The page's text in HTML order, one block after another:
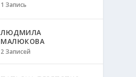
1 Запись
ЛЮДМИЛА
МАЛЮКОВА
2 Записей